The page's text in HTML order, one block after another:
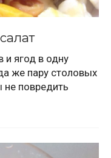
и ягод в одну
же пару столовых
повредить